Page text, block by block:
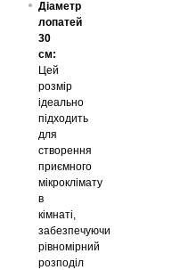
Діаметр
лопатей
30
см:
Цей
розмір
ідеально
підходить
для
створення
приємного
мікроклімату
в
кімнаті,
забезпечуючи
рівномірний
розподіл